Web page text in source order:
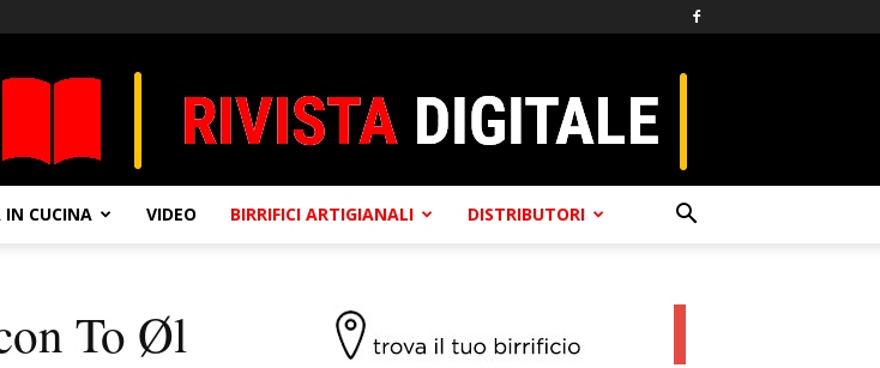
IN CUCINA VIDEO BIRRIFICI ARTIGIANALI DISTRIBUTORI
To Øl